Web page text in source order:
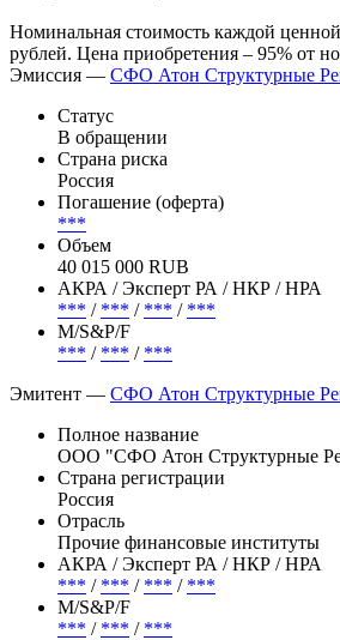
Номинальная стоимость каждой
рублей. Цена приобретения – 95% от
Эмиссия — СФО Атон Структурные
Статус
В обращении
Страна риска
Россия
Погашение (оферта)
***
Объем
40 015 000 RUB
АКРА / Эксперт РА / НКР / НРА
*** / *** / *** / ***
М/S&P/F
*** / *** / ***
Эмитент — СФО Атон Структурные
Полное название
ООО "СФО Атон Структурные
Страна регистрации
Россия
Отрасль
Прочие финансовые институты
АКРА / Эксперт РА / НКР / НРА
*** / *** / *** / ***
М/S&P/F
*** / *** / ***